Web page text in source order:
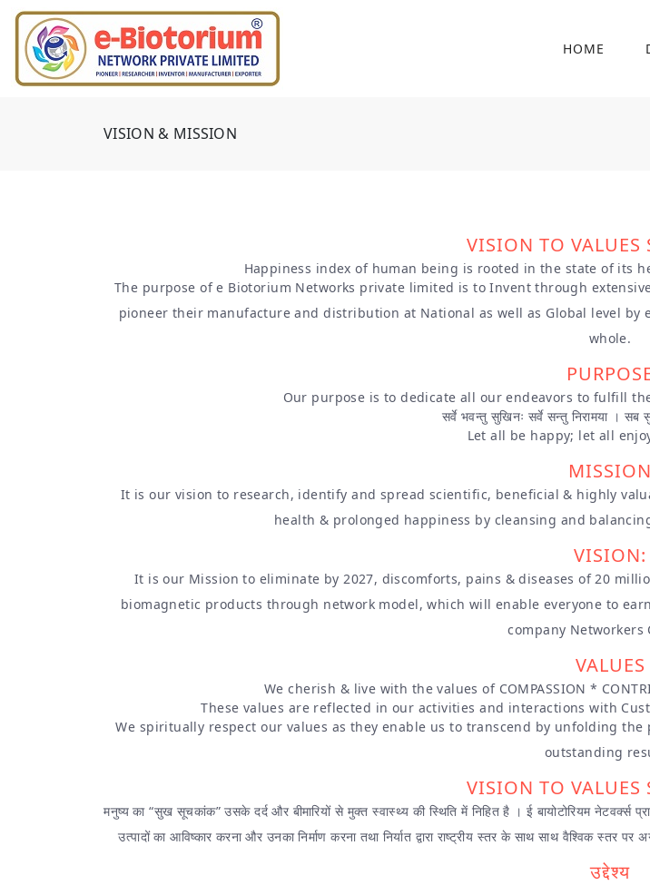
HOME
VISION & MISSION
VISION TO VALUES
Happiness index of human being is rooted in the state of its
The purpose of e Biotorium Networks private limited is to Invent through
pioneer their manufacture and distribution at National as well as Global level
whole.
Our purpose is to dedicate all our endeavors to fulfill
सर्वे भवन्तु सुखिनः सर्वे सन्तु निरामया । सब
Let all be happy; let all
MISSION
It is our vision to research, identify and spread scientific, beneficial & highly
health & prolonged happiness by cleansing and
VISION:
It is our Mission to eliminate by 2027, discomforts, pains & diseases of 20
biomagnetic products through network model, which will enable everyone to
company Networkers
VALUES
We cherish & live with the values of COMPASSION *
These values are reflected in our activities and interactions with
We spiritually respect our values as they enable us to transcend by unfolding
outstanding
VISION TO VALUES
मनुष्य का “सुख सूचकांक” उसके दर्द और बीमारियों से मुक्त स्वास्थ्य की स्थिति में निहित है । ई बायोटोरियम नेटवर्क्स
उत्पादों का आविष्कार करना और उनका निर्माण करना तथा निर्यात द्वारा राष्ट्रीय स्तर के साथ साथ वैश्विक
उद्देश्य